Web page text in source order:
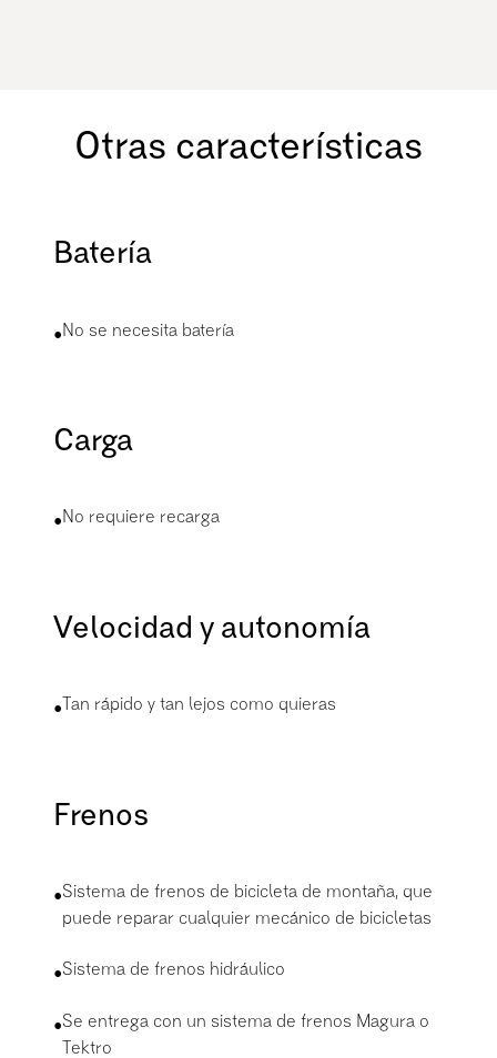
Otras características
Batería
•No se necesita batería
Carga
•No requiere recarga
Velocidad y autonomía
• Tan rápido y tan lejos como quieras
Frenos
•Sistema de frenos de bicicleta de montaña, que
puede reparar cualquier mecánico de bicicletas
•Sistema de frenos hidráulico
•Se entrega con un sistema de frenos Magura o
Tektro